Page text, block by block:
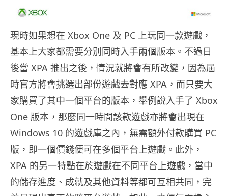
現時如果想在 Xbox One 及 PC 上玩同一款遊戲，
基本上大家都需要分別同時入手兩個版本。不過日
後當 XPA 推出之後，情況就將會有所改變，因為屆
時官方將會挑選出部份遊戲去對應 XPA，而只要大
家購買了其中一個平台的版本，舉例說入手了 Xbox
One 版本，那麼同一時間該款遊戲亦將會出現在
Windows 10 的遊戲庫之內，無需額外付款購買 PC
版，即一個價錢便可在多個平台上遊戲。此外，
XPA 的另一特點在於遊戲在不同平台上遊戲，當中
的儲存進度、成就及其他資料等都可互相共同，完